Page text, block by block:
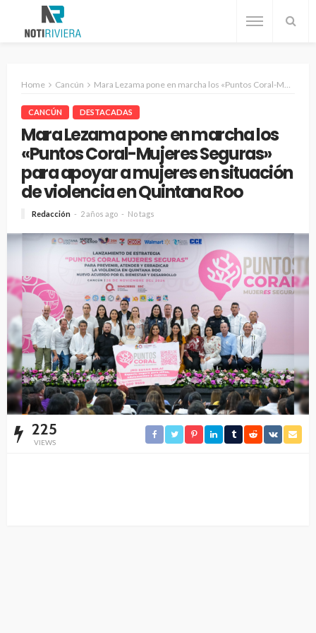
Home Cancún Mara Lezama pone en marcha los «Puntos Coral-Mujeres Seguras» para apoyar a mujeres en situación de violencia en Quintana Roo
CANCÚN DESTACADAS
Mara Lezama pone en marcha los
«Puntos Coral-Mujeres Seguras»
para apoyar a mujeres en situación
de violencia en Quintana Roo
Redacción 2 años ago No tags
225
VIEWS